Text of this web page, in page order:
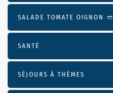
SALADE TOMATE OIGNON 🥙
SANTÉ
SÉJOURS À THÈMES